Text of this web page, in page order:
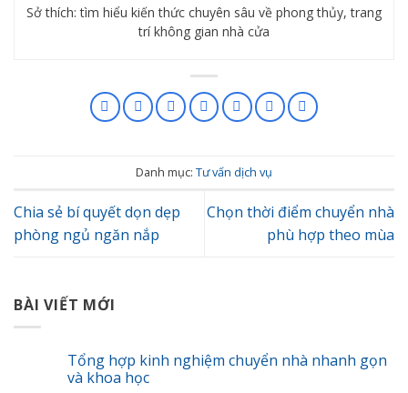
Sở thích: tìm hiểu kiến thức chuyên sâu về phong thủy, trang
trí không gian nhà cửa
Danh mục: Tư vấn dịch vụ
Chia sẻ bí quyết dọn dẹp
phòng ngủ ngăn nắp
Chọn thời điểm chuyển nhà
phù hợp theo mùa
BÀI VIẾT MỚI
Tổng hợp kinh nghiệm chuyển nhà nhanh gọn
và khoa học